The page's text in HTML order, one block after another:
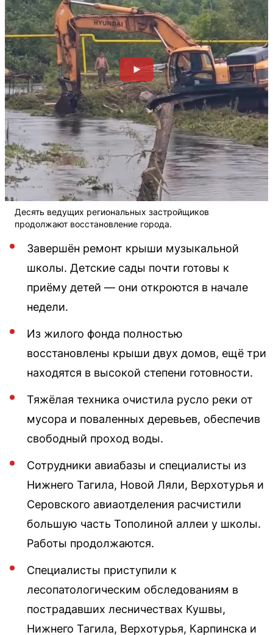
Десять ведущих региональных застройщиков
продолжают восстановление города.
Завершён ремонт крыши музыкальной
школы. Детские сады почти готовы к
приёму детей — они откроются в начале
недели.
Из жилого фонда полностью
восстановлены крыши двух домов, ещё три
находятся в высокой степени готовности.
Тяжёлая техника очистила русло реки от
мусора и поваленных деревьев, обеспечив
свободный проход воды.
Сотрудники авиабазы и специалисты из
Нижнего Тагила, Новой Ляли, Верхотурья и
Серовского авиаотделения расчистили
большую часть Тополиной аллеи у школы.
Работы продолжаются.
Специалисты приступили к
лесопатологическим обследованиям в
пострадавших лесничествах Кушвы,
Нижнего Тагила, Верхотурья, Карпинска и